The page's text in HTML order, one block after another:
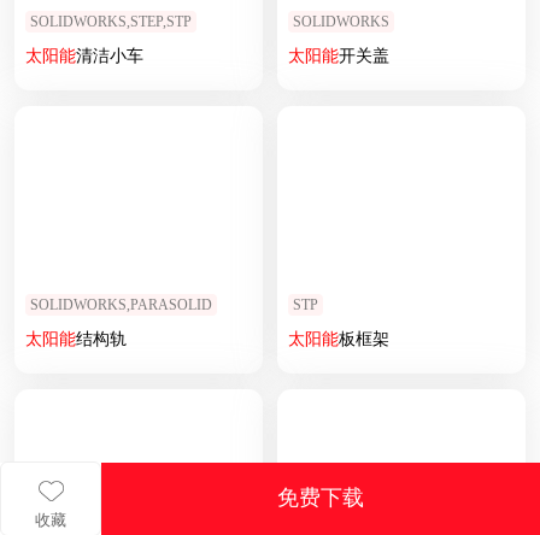
收藏
免费下载
SOLIDWORKS,STEP,STP
太阳能清洁小车
SOLIDWORKS
太阳能开关盖
SOLIDWORKS,PARASOLID
太阳能结构轨
STP
太阳能板框架